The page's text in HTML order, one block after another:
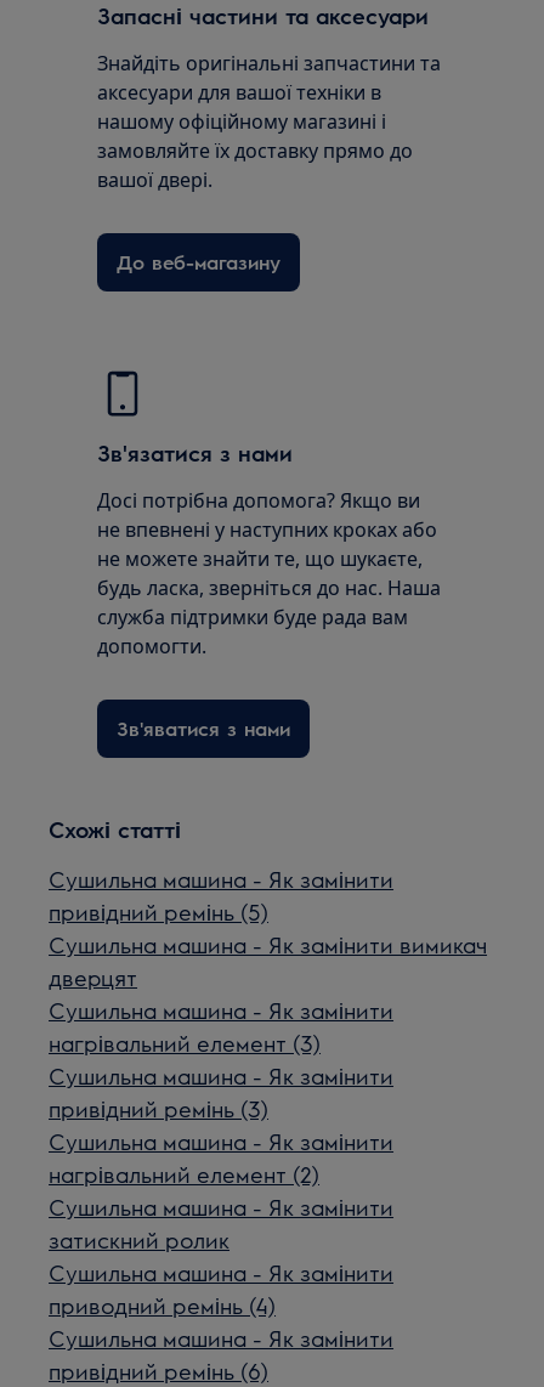
Запасні частини та аксесуари
Знайдіть оригінальні запчастини та
аксесуари для вашої техніки в
нашому офіційному магазині і
замовляйте їх доставку прямо до
вашої двері.
До веб-магазину
Зв'язатися з нами
Досі потрібна допомога? Якщо ви
не впевнені у наступних кроках або
не можете знайти те, що шукаєте,
будь ласка, зверніться до нас. Наша
служба підтримки буде рада вам
допомогти.
Зв'яватися з нами
Схожі статті
Сушильна машина - Як замінити
привідний ремінь (5)
Сушильна машина - Як замінити вимикач
дверцят
Сушильна машина - Як замінити
нагрівальний елемент (3)
Сушильна машина - Як замінити
привідний ремінь (3)
Сушильна машина - Як замінити
нагрівальний елемент (2)
Сушильна машина - Як замінити
затискний ролик
Сушильна машина - Як замінити
приводний ремінь (4)
Сушильна машина - Як замінити
привідний ремінь (6)